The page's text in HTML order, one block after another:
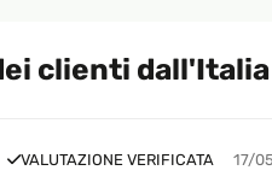
clienti dall'Italia
VALUTAZIONE VERIFICATA 17/